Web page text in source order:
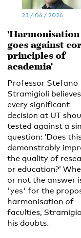
23 / 06 / 2026
'Harmonisation
goes against
principles of
academia'
Professor Stefano
Stramigioli believes
every significant
decision at UT
tested against a
question: ‘Does
demonstrably
the quality of
or education?’
or not the answer
'yes' for the
harmonisation of
faculties,
his doubts.